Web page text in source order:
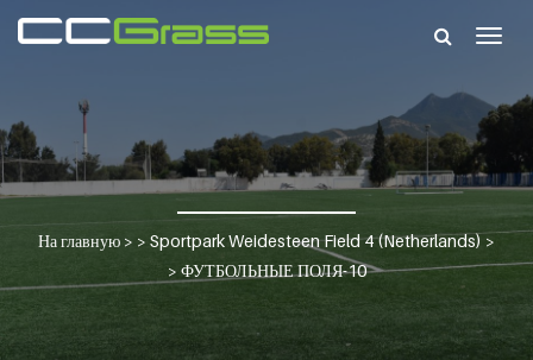
На главную > > Sportpark Weidesteen Field 4 (Netherlands)>
> ФУТБОЛЬНЫЕ ПОЛЯ-10